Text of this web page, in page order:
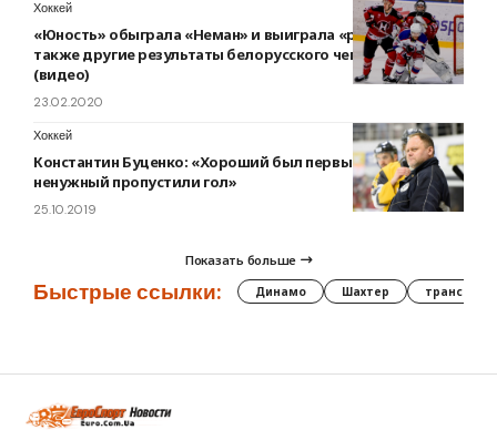
Хоккей
«Юность» обыграла «Неман» и выиграла «регулярку», а
также другие результаты белорусского чемпионата
(видео)
23.02.2020
Хоккей
Константин Буценко: «Хороший был первый период, но
ненужный пропустили гол»
25.10.2019
Показать больше
Быстрые ссылки: Динамо Шахтер трансферы